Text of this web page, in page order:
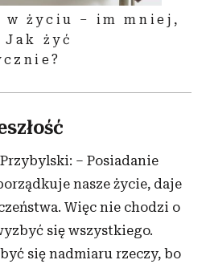
w życiu – im mniej,
żyć
– Posiadanie
nasze życie, daje
Więc nie chodzi o
się wszystkiego.
się nadmiaru rzeczy, bo